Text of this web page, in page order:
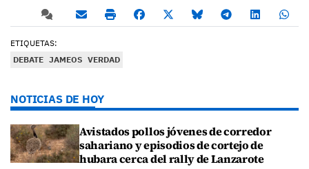
ETIQUETAS:
DEBATE JAMEOS VERDAD
NOTICIAS DE HOY
Avistados pollos jóvenes de corredor
sahariano y episodios de cortejo de
hubara cerca del rally de Lanzarote